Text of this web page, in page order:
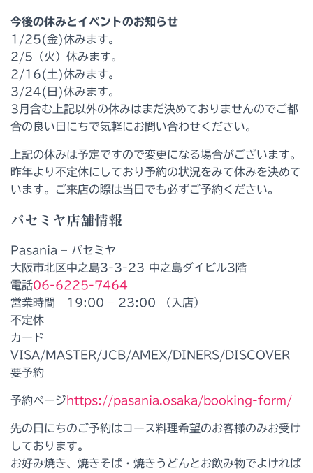
今後の休みとイベントのお知らせ
1/25(金)休みます。
2/5（火）休みます。
2/16(土)休みます。
3/24(日)休みます。
3月含む上記以外の休みはまだ決めておりませんのでご都
合の良い日にちで気軽にお問い合わせください。
上記の休みは予定ですので変更になる場合がございます。
昨年より不定休にしており予約の状況をみて休みを決めて
います。ご来店の際は当日でも必ずご予約ください。
パセミヤ店舗情報
Pasania – パセミヤ
大阪市北区中之島3-3-23 中之島ダイビル3階
電話06-6225-7464
営業時間 19:00 – 23:00 （入店）
不定休
カード
VISA/MASTER/JCB/AMEX/DINERS/DISCOVER
要予約
予約ページ https://pasania.osaka/booking-form/
先の日にちのご予約はコース料理希望のお客様のみお受け
しております。
お好み焼き、焼きそば・焼きうどんとお飲み物でよければ